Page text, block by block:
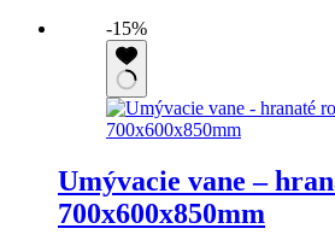
-15%
Umývacie vane –
700x600x850mm